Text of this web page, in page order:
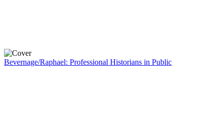
Bevernage/Raphael: Professional Historians in Public